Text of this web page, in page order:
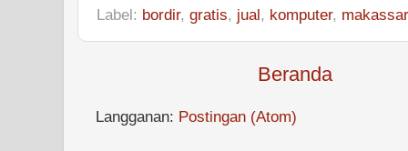
Label: bordir, gratis, jual, komputer, makassar
Beranda
Langganan: Postingan (Atom)